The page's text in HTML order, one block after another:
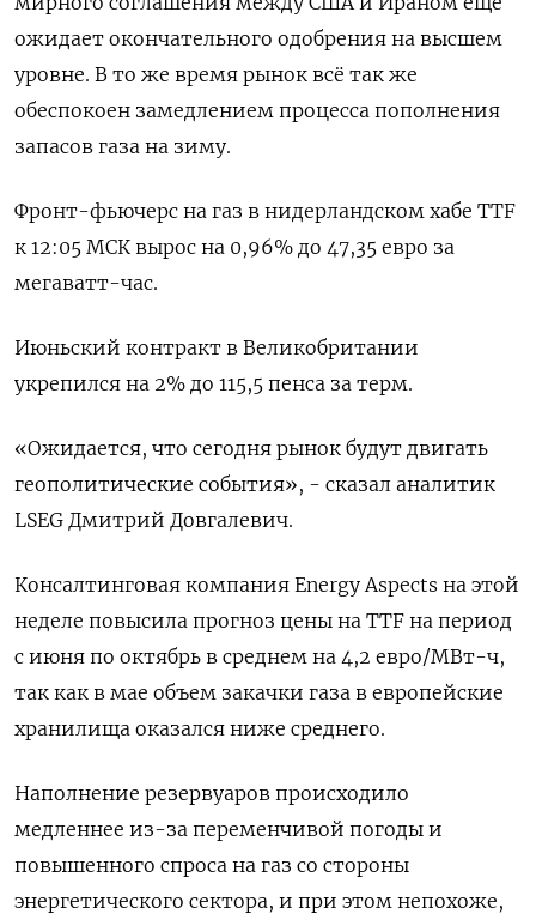
ожидает окончательного одобрения на высшем
уровне. ​В то же время ​рынок ​всё так же
⁠обеспокоен замедлением процесса пополнения
запасов ‌газа на зиму.
Фронт-фьючерс на ‌газ в нидерландском хабе TTF
к 12:05 МСК вырос на ​0,96% до 47,35 евро за
‌мегаватт-час.
Июньский контракт в Великобритании
укрепился на 2% до 115,5 ​пенса за терм.
«Ожидается, что сегодня рынок будут ‌двигать
геополитические события», - сказал аналитик
LSEG Дмитрий Довгалевич.
Консалтинговая компания Energy Aspects на этой
неделе повысила ​прогноз цены ​на TTF ‌на период
с июня по октябрь в среднем ​на 4,2 евро/МВт-ч,
так как в мае объем закачки газа в европейские
хранилища оказался ниже среднего.
Наполнение резервуаров происходило
медленнее из-за переменчивой погоды и
повышенного спроса на газ со стороны
энергетического сектора, и при ​этом непохоже,